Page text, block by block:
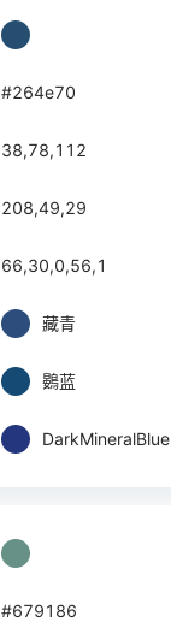
#264e70
38,78,112
208,49,29
66,30,0,56,1
藏青
鷃蓝
DarkMineralBlue
#679186